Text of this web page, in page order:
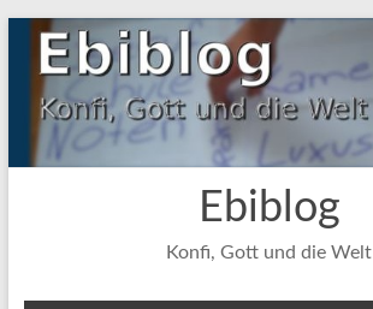
Zum
Inhalt
springen
Ebiblog
Konfi, Gott und die Welt